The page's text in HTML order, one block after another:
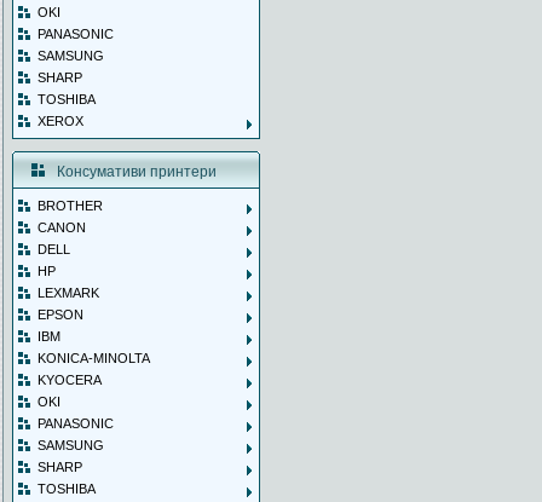
OKI
PANASONIC
SAMSUNG
SHARP
TOSHIBA
XEROX
Консумативи принтери
BROTHER
CANON
DELL
HP
LEXMARK
EPSON
IBM
KONICA-MINOLTA
KYOCERA
OKI
PANASONIC
SAMSUNG
SHARP
TOSHIBA